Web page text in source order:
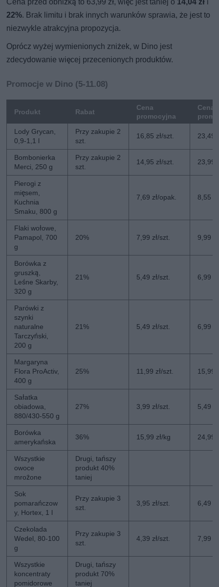
22%. Brak limitu i brak innych warunków sprawia, że jest to
niezwykle atrakcyjna propozycja.
Oprócz wyżej wymienionych zniżek, w Dino jest
zdecydowanie więcej przecenionych produktów.
Promocje w Dino (5-11.08)
Produkt Rabat
Cena
promocyjna
Cena
Lody Grycan,
0,9-1,1 l
Przy zakupie 2
szt.
16,85 zł/szt. 23,49
Bombonierka
Merci, 250 g
Przy zakupie 2
szt.
14,95 zł/szt. 23,99
Pierogi z
mięsem,
Kuchnia
Smaku, 800 g
7,69 zł/opak. 8,55
Flaki wołowe,
Pamapol, 700
g
20% 7,99 zł/szt. 9,99
Borówka z
gruszką,
Leśne Skarby,
320 g
21% 5,49 zł/szt. 6,99
Parówki z
szynki
naturalne
Tarczyński,
200 g
21% 5,49 zł/szt. 6,99
Margaryna
Flora ProActiv,
400 g
25% 11,99 zł/szt. 15,99
Sałatka
obiadowa,
880/430-550 g
27% 3,99 zł/szt. 5,49
Borówka
amerykańska
36% 15,99 zł/kg 24,99
Wszystkie
owoce
mrożone
Drugi, tańszy
produkt 40%
taniej
Sok
pomarańczow
y, Hortex, 1 l
Przy zakupie 3
szt.
3,95 zł/szt. 6,49
Czekolada
Wedel, 80-100
g
Przy zakupie 3
szt.
4,39 zł/szt. 7,99
Wszystkie
koncentraty
pomidorowe
Drugi, tańszy
produkt 70%
taniej